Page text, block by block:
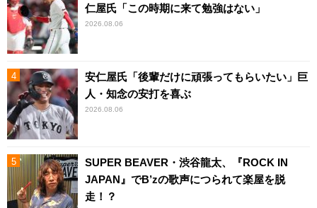
仁屋氏「この時期に来て勉強はない」
2026.08.06
安仁屋氏「後輩だけに頑張ってもらいたい」巨
人・知念の安打を喜ぶ
2026.08.06
SUPER BEAVER・渋谷龍太、『ROCK IN
JAPAN』でB’zの歌声につられて楽屋を脱
走！？